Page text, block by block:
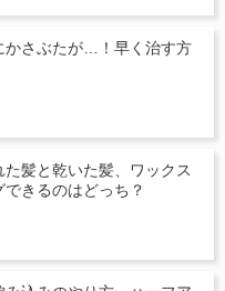
かさぶたが…！早く治す方
た髪と乾いた髪、ワックス
きるのはどっち？